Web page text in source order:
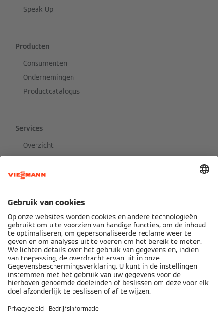
Speak Up
Producten
Consumenten
Ondernemingen
Productcatalogus
Services
Overzicht
Financiering
Partner
Technische documentatie
PartnerPortaal
Sociale media